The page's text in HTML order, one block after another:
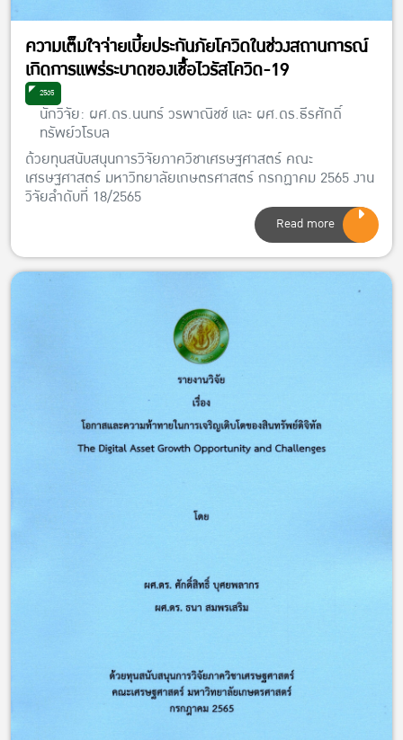
ความเต็มใจจ่ายเบี้ยประกันภัยโควิดในช่วงสถานการณ์
เกิดการแพร่ระบาดของเชื้อไวรัสโควิด-19
2565
นักวิจัย: ผศ.ดร.นนทร์ วรพาณิชช์ และ ผศ.ดร.ธีรศักดิ์
ทรัพย์วโรบล
ด้วยทุนสนับสนุนการวิจัยภาควิชาเศรษฐศาสตร์ คณะ
เศรษฐศาสตร์ มหาวิทยาลัยเกษตรศาสตร์ กรกฏาคม 2565 งาน
วิจัยลำดับที่ 18/2565
Read more